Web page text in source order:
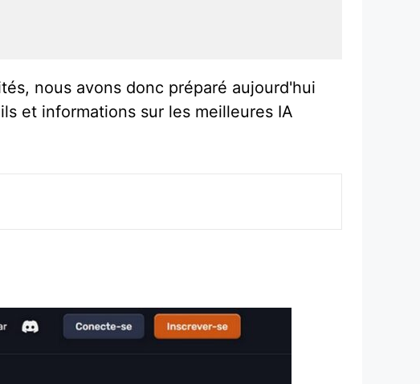
nous avons donc préparé aujourd'hui
et informations sur les meilleures IA